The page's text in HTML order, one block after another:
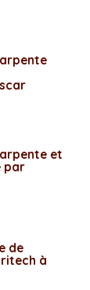
et
par
de
à